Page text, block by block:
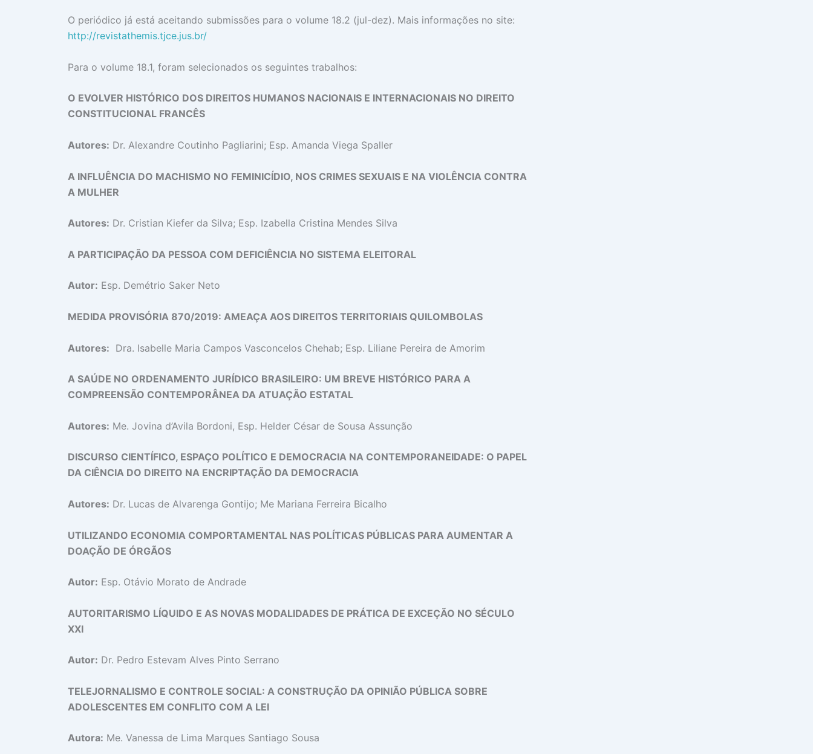
O periódico já está aceitando submissões para o volume 18.2 (jul-dez). Mais informações no site:
http://revistathemis.tjce.jus.br/
Para o volume 18.1, foram selecionados os seguintes trabalhos:
O EVOLVER HISTÓRICO DOS DIREITOS HUMANOS NACIONAIS E INTERNACIONAIS NO DIREITO
CONSTITUCIONAL FRANCÊS
Autores: Dr. Alexandre Coutinho Pagliarini; Esp. Amanda Viega Spaller
A INFLUÊNCIA DO MACHISMO NO FEMINICÍDIO, NOS CRIMES SEXUAIS E NA VIOLÊNCIA CONTRA
A MULHER
Autores: Dr. Cristian Kiefer da Silva; Esp. Izabella Cristina Mendes Silva
A PARTICIPAÇÃO DA PESSOA COM DEFICIÊNCIA NO SISTEMA ELEITORAL
Autor: Esp. Demétrio Saker Neto
MEDIDA PROVISÓRIA 870/2019: AMEAÇA AOS DIREITOS TERRITORIAIS QUILOMBOLAS
Autores: Dra. Isabelle Maria Campos Vasconcelos Chehab; Esp. Liliane Pereira de Amorim
A SAÚDE NO ORDENAMENTO JURÍDICO BRASILEIRO: UM BREVE HISTÓRICO PARA A
COMPREENSÃO CONTEMPORÂNEA DA ATUAÇÃO ESTATAL
Autores: Me. Jovina d’Avila Bordoni, Esp. Helder César de Sousa Assunção
DISCURSO CIENTÍFICO, ESPAÇO POLÍTICO E DEMOCRACIA NA CONTEMPORANEIDADE: O PAPEL
DA CIÊNCIA DO DIREITO NA ENCRIPTAÇÃO DA DEMOCRACIA
Autores: Dr. Lucas de Alvarenga Gontijo; Me Mariana Ferreira Bicalho
UTILIZANDO ECONOMIA COMPORTAMENTAL NAS POLÍTICAS PÚBLICAS PARA AUMENTAR A
DOAÇÃO DE ÓRGÃOS
Autor: Esp. Otávio Morato de Andrade
AUTORITARISMO LÍQUIDO E AS NOVAS MODALIDADES DE PRÁTICA DE EXCEÇÃO NO SÉCULO
XXI
Autor: Dr. Pedro Estevam Alves Pinto Serrano
TELEJORNALISMO E CONTROLE SOCIAL: A CONSTRUÇÃO DA OPINIÃO PÚBLICA SOBRE
ADOLESCENTES EM CONFLITO COM A LEI
Autora: Me. Vanessa de Lima Marques Santiago Sousa